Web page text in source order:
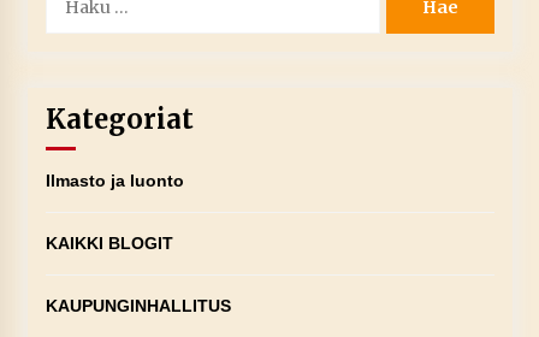
Kategoriat
Ilmasto ja luonto
KAIKKI BLOGIT
KAUPUNGINHALLITUS